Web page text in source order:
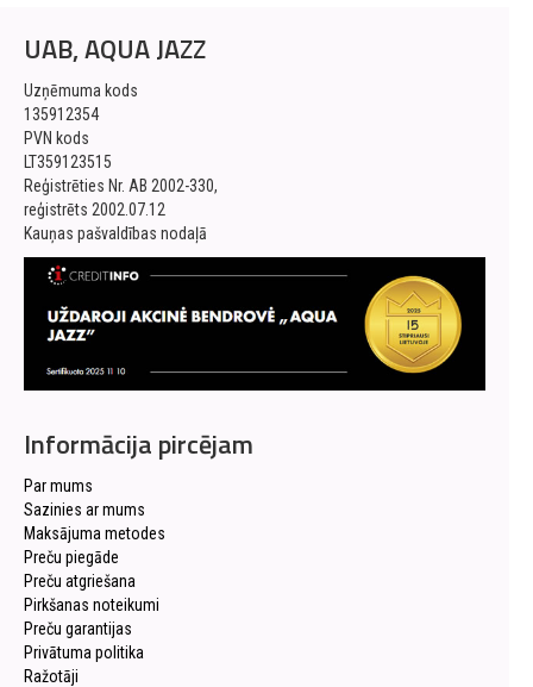
UAB, AQUA JAZZ
Uzņēmuma kods
135912354
PVN kods
LT359123515
Reģistrēties Nr. AB 2002-330,
reģistrēts 2002.07.12
Kauņas pašvaldības nodaļā
Informācija pircējam
Par mums
Sazinies ar mums
Maksājuma metodes
Preču piegāde
Preču atgriešana
Pirkšanas noteikumi
Preču garantijas
Privātuma politika
Ražotāji